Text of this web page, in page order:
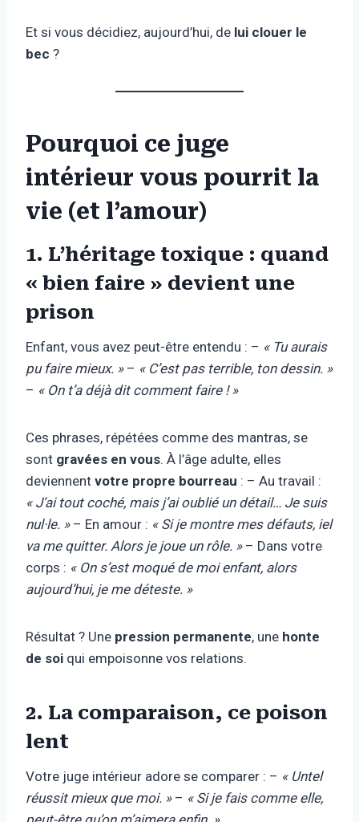
Et si vous décidiez, aujourd’hui, de lui clouer le
bec ?
Pourquoi ce juge
intérieur vous pourrit la
vie (et l’amour)
1. L’héritage toxique : quand
« bien faire » devient une
prison
Enfant, vous avez peut-être entendu : – « Tu aurais
pu faire mieux. »– « C’est pas terrible, ton dessin. »
– « On t’a déjà dit comment faire ! »
Ces phrases, répétées comme des mantras, se
sont gravées en vous. À l’âge adulte, elles
deviennent votre propre bourreau : – Au travail :
« J’ai tout coché, mais j’ai oublié un détail… Je suis
nul·le. »– En amour : « Si je montre mes défauts, iel
va me quitter. Alors je joue un rôle. »– Dans votre
corps : « On s’est moqué de moi enfant, alors
aujourd’hui, je me déteste. »
Résultat ? Une pression permanente, une honte
de soi qui empoisonne vos relations.
2. La comparaison, ce poison
lent
Votre juge intérieur adore se comparer : – « Untel
réussit mieux que moi. »– « Si je fais comme elle,